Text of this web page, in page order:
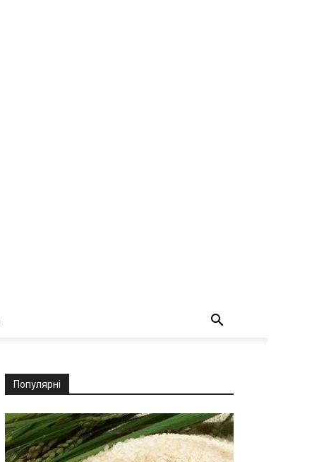
Популярні